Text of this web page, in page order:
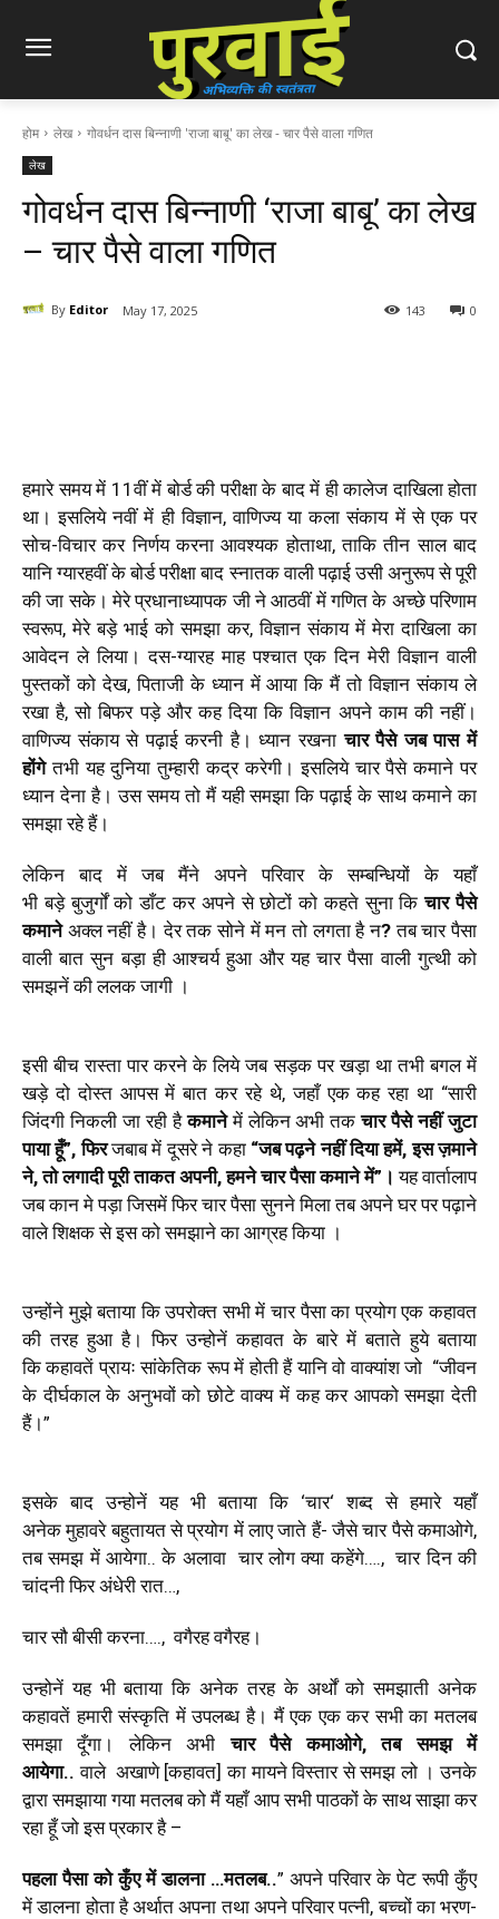
होम लेख गोवर्धन दास बिन्नाणी 'राजा बाबू' का लेख - चार पैसे वाला गणित
लेख
गोवर्धन दास बिन्नाणी ‘राजा बाबू’ का लेख
– चार पैसे वाला गणित
By Editor May 17, 2025 0
143
हमारे समय में 11वीं में बोर्ड की परीक्षा के बाद में ही कालेज दाखिला होता
था। इसलिये नवीं में ही विज्ञान,वाणिज्य या कला संकाय में से एक पर
सोच-विचार कर निर्णय करना आवश्यक होताथा, ताकि तीन साल बाद
यानि ग्यारहवीं के बोर्ड परीक्षा बाद स्नातक वाली पढ़ाई उसी अनुरूप से पूरी
की जा सके। मेरे प्रधानाध्यापक जी ने आठवीं में गणित के अच्छे परिणाम
स्वरूप,मेरे बड़े भाई को समझा कर, विज्ञान संकाय में मेरा दाखिला का
आवेदन ले लिया। दस-ग्यारह माह पश्चात एक दिन मेरी विज्ञान वाली
पुस्तकों को देख, पिताजी के ध्यान में आया कि मैं तो विज्ञान संकाय ले
रखा है,सो बिफर पड़े और कह दिया कि विज्ञान अपने काम की नहीं।
वाणिज्य संकाय से पढ़ाई करनी है। ध्यान रखना चार पैसे जब पास में
होंगे तभी यह दुनिया तुम्हारी कद्र करेगी। इसलिये चार पैसे कमाने पर
ध्यान देना है। उस समय तो मैं यही समझा कि पढ़ाई के साथ कमाने का
समझा रहे हैं।
लेकिन बाद में जब मैंने अपने परिवार के सम्बन्धियों के यहाँ
भी बड़े बुजुर्गों को डाँट कर अपने से छोटों को कहते सुना कि चार पैसे
कमाने अक्ल नहीं है। देर तक सोने में मन तो लगता है न?तब चार पैसा
वाली बात सुन बड़ा ही आश्चर्य हुआ और यह चार पैसा वाली गुत्थी को
समझनें की ललक जागी ।
इसी बीच रास्ता पार करने के लिये जब सड़क पर खड़ा था तभी बगल में
खड़े दो दोस्त आपस में बात कर रहे थे, जहाँ एक कह रहा था “सारी
जिंदगी निकली जा रही है कमाने में लेकिन अभी तक चार पैसे नहीं जुटा
पाया हूँ”,फिर जबाब में दूसरे ने कहा “जब पढ़ने नहीं दिया हमें,इस ज़माने
ने,तो लगादी पूरी ताकत अपनी,हमने चार पैसा कमाने में”। यह वार्तालाप
जब कान मे पड़ा जिसमें फिर चार पैसा सुनने मिला तब अपने घर पर पढ़ाने
वाले शिक्षक से इस को समझाने का आग्रह किया ।
उन्होंने मुझे बताया कि उपरोक्त सभी में चार पैसा का प्रयोग एक कहावत
की तरह हुआ है। फिर उन्होनें कहावत के बारे में बताते हुये बताया
कि कहावतें प्रायः सांकेतिक रूप में होती हैं यानि वो वाक्यांश जो “जीवन
के दीर्घकाल के अनुभवों को छोटे वाक्य में कह कर आपको समझा देती
हैं।”
इसके बाद उन्होनें यह भी बताया कि ‘चार‘शब्द से हमारे यहाँ
अनेक मुहावरे बहुतायत से प्रयोग में लाए जाते हैं- जैसे चार पैसे कमाओगे,
तब समझ में आयेगा.. के अलावा चार लोग क्या कहेंगे….,चार दिन की
चांदनी फिर अंधेरी रात…,
चार सौ बीसी करना…., वगैरह वगैरह।
उन्होनें यह भी बताया कि अनेक तरह के अर्थों को समझाती अनेक
कहावतें हमारी संस्कृति में उपलब्ध है। मैं एक एक कर सभी का मतलब
समझा दूँगा। लेकिन अभी
चार पैसे कमाओगे,तब समझ में
आयेगा.. वाले अखाणे[कहावत] का मायने विस्तार से समझ लो । उनके
द्वारा समझाया गया मतलब को मैं यहाँ आप सभी पाठकों के साथ साझा कर
रहा हूँ जो इस प्रकार है –
पहला पैसा को कुँए में डालना …मतलब..” अपने परिवार के पेट रूपी कुँए
में डालना होता है अर्थात अपना तथा अपने परिवार पत्नी,बच्चों का भरण-